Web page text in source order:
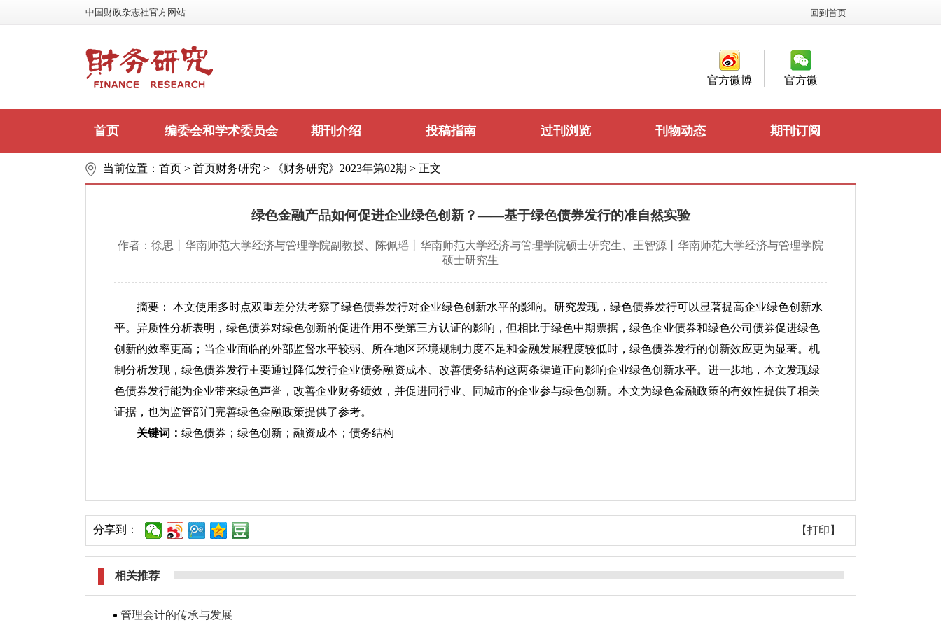
中国财政杂志社官方网站 回到首页
官方微博
官方微
首页 编委会和学术委员会 期刊介绍 投稿指南 过刊浏览 刊物动态 期刊订阅
联系我们
当前位置： 首页 > 首页财务研究 > 《财务研究》2023年第02期 > 正文
绿色金融产品如何促进企业绿色创新？——基于绿色债券发行的准自然实验
作者：徐思丨华南师范大学经济与管理学院副教授、陈佩瑶丨华南师范大学经济与管理学院硕士研究生、王智源丨华南师范大学经济与管理学院
硕士研究生
摘要： 本文使用多时点双重差分法考察了绿色债券发行对企业绿色创新水平的影响。研究发现，绿色债券发行可以显著提高企业绿色创新水
平。异质性分析表明，绿色债券对绿色创新的促进作用不受第三方认证的影响，但相比于绿色中期票据，绿色企业债券和绿色公司债券促进绿色
创新的效率更高；当企业面临的外部监督水平较弱、所在地区环境规制力度不足和金融发展程度较低时，绿色债券发行的创新效应更为显著。机
制分析发现，绿色债券发行主要通过降低发行企业债务融资成本、改善债务结构这两条渠道正向影响企业绿色创新水平。进一步地，本文发现绿
色债券发行能为企业带来绿色声誉，改善企业财务绩效，并促进同行业、同城市的企业参与绿色创新。本文为绿色金融政策的有效性提供了相关
证据，也为监管部门完善绿色金融政策提供了参考。
关键词： 绿色债券；绿色创新；融资成本；债务结构
分享到： 【打印】
相关推荐
管理会计的传承与发展